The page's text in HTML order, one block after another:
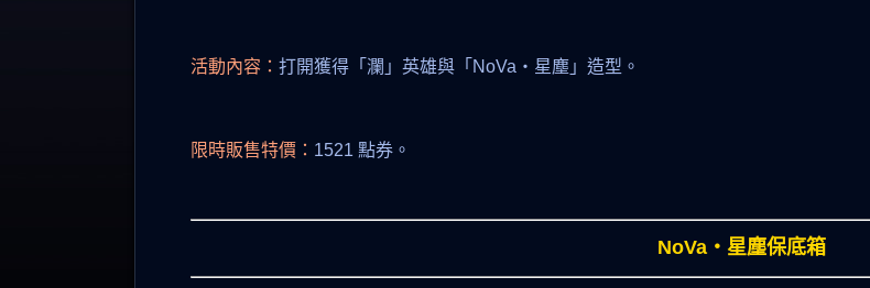
活動內容： 打開獲得「瀾」英雄與「NoVa‧星塵」造型。
限時販售特價： 1521 點券。
NoVa‧星塵保底箱